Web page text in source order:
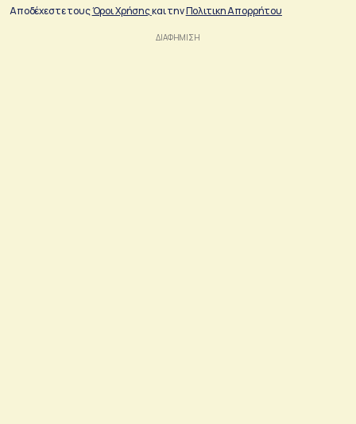
Αποδέχεστε τουςΌροι Χρήσηςκαι τηνΠολιτικη Απορρήτου